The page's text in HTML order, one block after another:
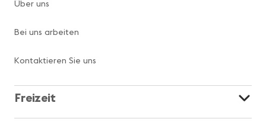
Über uns
Bei uns arbeiten
Kontaktieren Sie uns
Freizeit